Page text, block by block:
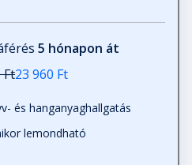
5 hónapon át
Ft23 960 Ft
és hanganyaghallgatás
lemondható